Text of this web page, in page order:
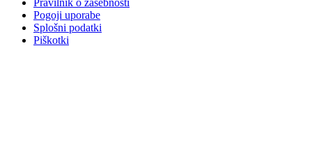
Pravilnik o zasebnosti
Pogoji uporabe
Splošni podatki
Piškotki